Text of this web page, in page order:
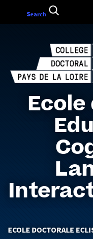
You
ECOLE DOCTORALE
Search